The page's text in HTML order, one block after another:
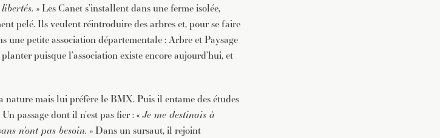
» Les Canet s’installent dans une ferme isolée,
pelé. Ils veulent réintroduire des arbres et, pour se faire
une petite association départementale : Arbre et Paysage
puisque l’association existe encore aujourd’hui, et
nature mais lui préfère le BMX. Puis il entame des études
passage dont il n’est pas fier : «Je me destinais à
n’ont pas besoin. » Dans un sursaut, il rejoint